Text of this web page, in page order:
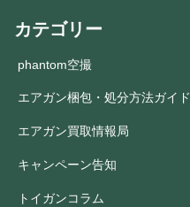
カテゴリー
phantom空撮
エアガン梱包・処分方法ガイド
エアガン買取情報局
キャンペーン告知
トイガンコラム